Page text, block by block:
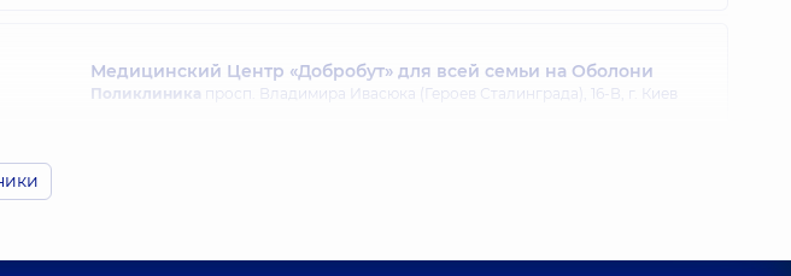
Медицинский Центр «Добробут» для всей семьи на Оболони
Поликлиника просп. Владимира Ивасюка (Героев Сталинграда), 16-В, г. Киев